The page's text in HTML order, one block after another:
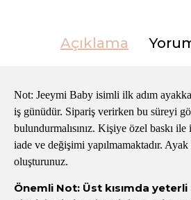
Açıklama
Not: Jeeymi Baby isimli ilk adım
iş günüdür. Sipariş verirken bu süreyi
bulundurmalısınız. Kişiye özel baskı
iade ve değişimi yapılmamaktadır.
oluşturunuz.
Önemli Not: Üst kısımda yeterli